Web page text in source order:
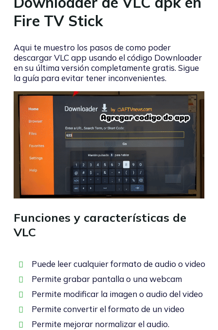
Fire TV Stick
Aqui te muestro los pasos de como poder
descargar VLC app usando el código Downloader
en su última versión completamente gratis. Sigue
la guía para evitar tener inconvenientes.
Funciones y características de
VLC
Puede leer cualquier formato de audio o video
Permite grabar pantalla o una webcam
Permite modificar la imagen o audio del video
Permite convertir el formato de un video
Permite mejorar normalizar el audio.